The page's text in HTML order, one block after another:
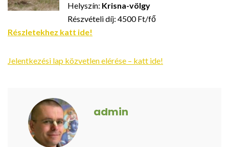
Helyszín: Krisna-völgy
Részvételi díj: 4500 Ft/fő
Részletekhez katt ide!
Jelentkezési lap közvetlen elérése – katt ide!
admin